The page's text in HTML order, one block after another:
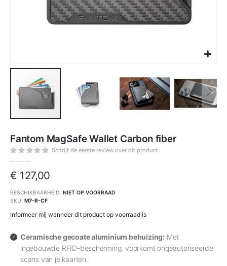
het
begin
van
de
afbeeldingen-
Fantom MagSafe Wallet Carbon fiber
Schrijf de eerste review over dit product
€ 127,00
BESCHIKBAARHEID: NIET OP VOORRAAD
SKU M7-R-CF
Informeer mij wanneer dit product op voorraad is
Ceramische gecoate aluminium behuizing: Met
ingebouwde RFID-bescherming, voorkomt ongeautoriseerde
scans van je kaarten.